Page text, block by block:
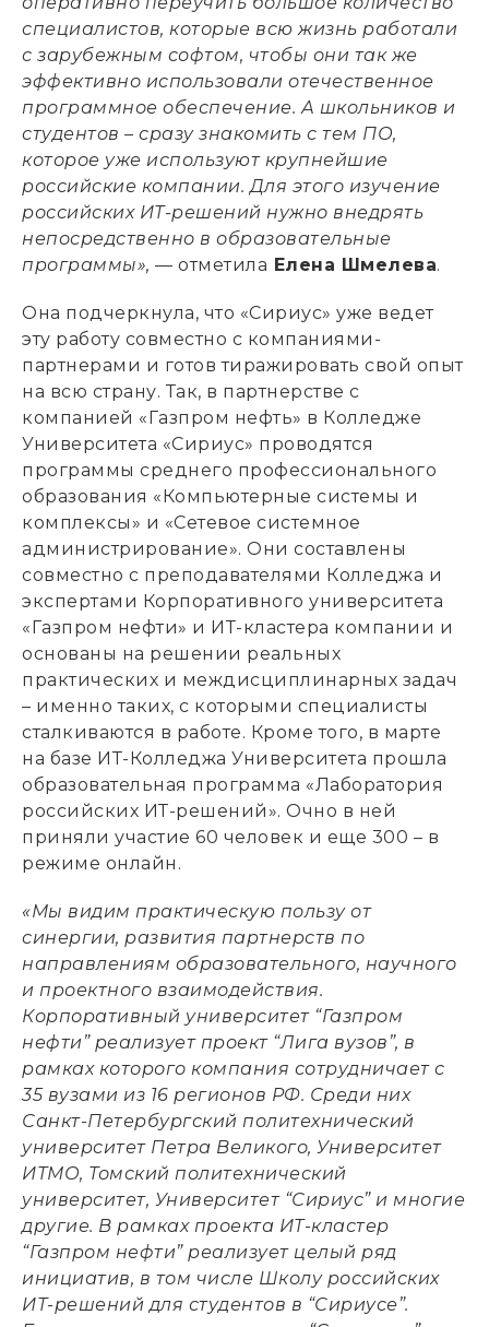
специалистов, которые всю жизнь работали
с зарубежным софтом, чтобы они так же
эффективно использовали отечественное
программное обеспечение. А школьников и
студентов – сразу знакомить с тем ПО,
которое уже используют крупнейшие
российские компании. Для этого изучение
российских ИТ-решений нужно внедрять
непосредственно в образовательные
программы», — отметила Елена Шмелева.
Она подчеркнула, что «Сириус» уже ведет
эту работу совместно с компаниями-
партнерами и готов тиражировать свой опыт
на всю страну. Так, в партнерстве с
компанией «Газпром нефть» в Колледже
Университета «Сириус» проводятся
программы среднего профессионального
образования «Компьютерные системы и
комплексы» и «Сетевое системное
администрирование». Они составлены
совместно с преподавателями Колледжа и
экспертами Корпоративного университета
«Газпром нефти» и ИТ-кластера компании и
основаны на решении реальных
практических и междисциплинарных задач
– именно таких, с которыми специалисты
сталкиваются в работе. Кроме того, в марте
на базе ИТ-Колледжа Университета прошла
образовательная программа «Лаборатория
российских ИТ-решений». Очно в ней
приняли участие 60 человек и еще 300 – в
режиме онлайн.
«Мы видим практическую пользу от
синергии, развития партнерств по
направлениям образовательного, научного
и проектного взаимодействия.
Корпоративный университет “Газпром
нефти” реализует проект “Лига вузов”, в
рамках которого компания сотрудничает с
35 вузами из 16 регионов РФ. Среди них
Санкт-Петербургский политехнический
университет Петра Великого, Университет
ИТМО, Томский политехнический
университет, Университет “Сириус” и многие
другие. В рамках проекта ИТ-кластер
“Газпром нефти” реализует целый ряд
инициатив, в том числе Школу российских
ИТ-решений для студентов в “Сириусе”.